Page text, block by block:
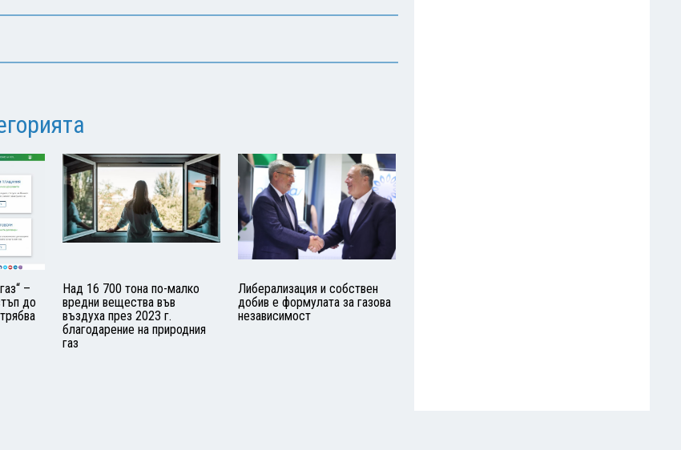
–
до
Над 16 700 тона по-малко
вредни вещества във
въздуха през 2023 г.
благодарение на природния
газ
Либерализация и собствен
добив е формулата за газова
независимост